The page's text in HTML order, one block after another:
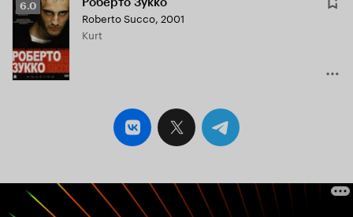
Рейтинг
Кинопоиска
6.0
6.0
Roberto Succo, 2001
Kurt